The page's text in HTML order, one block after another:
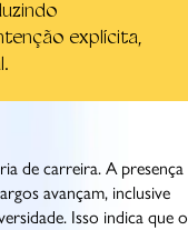
explícita,
de carreira. A presença
avançam, inclusive
Isso indica que o